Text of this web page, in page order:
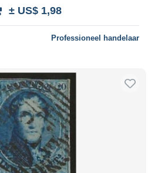
± US$ 1,98
Professioneel handelaar